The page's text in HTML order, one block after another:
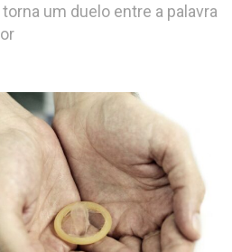
um duelo entre a palavra